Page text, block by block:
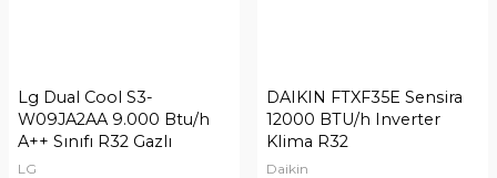
Lg Dual Cool S3-
W09JA2AA 9.000 Btu/h
A++ Sınıfı R32 Gazlı
Inverter Split Klima
LG
DAIKIN FTXF35E Sensira
12000 BTU/h Inverter
Klima R32
Daikin